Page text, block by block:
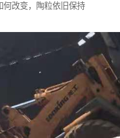
何改变，陶粒依旧保持